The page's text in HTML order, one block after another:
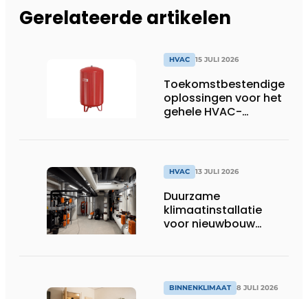
Gerelateerde artikelen
HVAC 15 JULI 2026
Toekomstbestendige
oplossingen voor het
gehele HVAC-
HVAC 13 JULI 2026
Duurzame
klimaatinstallatie
voor nieuwbouw
BINNENKLIMAAT 8 JULI 2026